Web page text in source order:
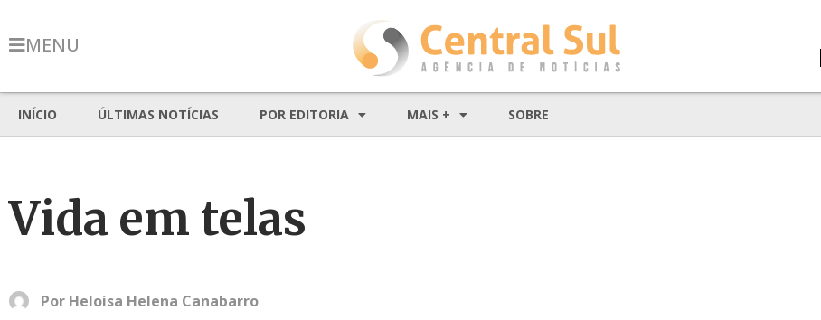
MENU
INÍCIO ÚLTIMAS NOTÍCIAS POR EDITORIA MAIS + SOBRE
Vida em telas
Por Heloisa Helena Canabarro